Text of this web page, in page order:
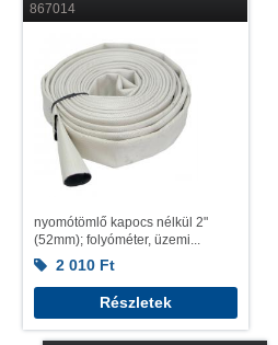
867014
nyomótömlő kapocs nélkül 2"
(52mm); folyóméter, üzemi...
2 010 Ft
Részletek